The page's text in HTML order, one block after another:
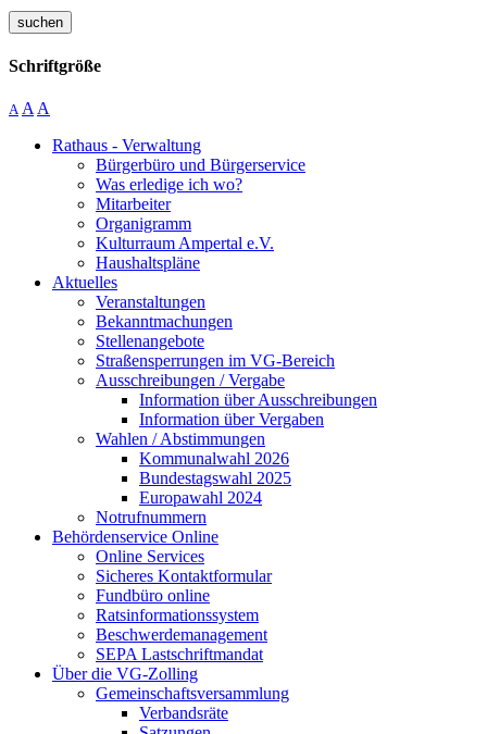
suchen
Schriftgröße
A A A
Rathaus - Verwaltung
Bürgerbüro und Bürgerservice
Was erledige ich wo?
Mitarbeiter
Organigramm
Kulturraum Ampertal e.V.
Haushaltspläne
Aktuelles
Veranstaltungen
Bekanntmachungen
Stellenangebote
Straßensperrungen im VG-Bereich
Ausschreibungen / Vergabe
Information über Ausschreibungen
Information über Vergaben
Wahlen / Abstimmungen
Kommunalwahl 2026
Bundestagswahl 2025
Europawahl 2024
Notrufnummern
Behördenservice Online
Online Services
Sicheres Kontaktformular
Fundbüro online
Ratsinformationssystem
Beschwerdemanagement
SEPA Lastschriftmandat
Über die VG-Zolling
Gemeinschaftsversammlung
Verbandsräte